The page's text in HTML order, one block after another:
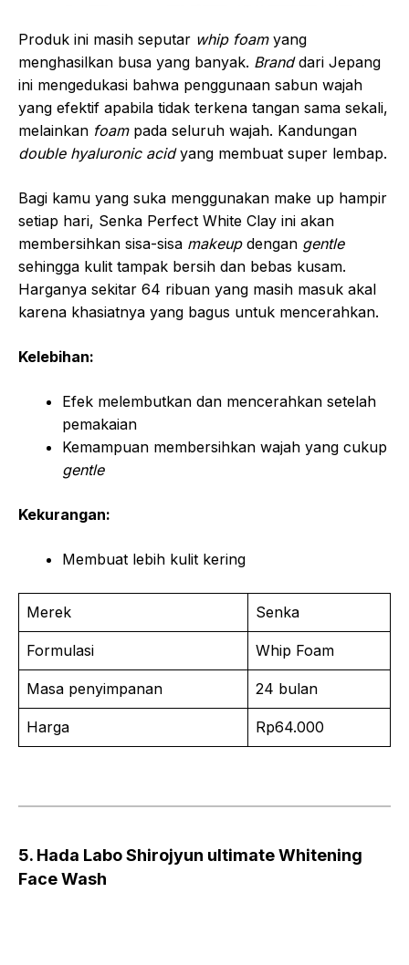
Produk ini masih seputar whip foam yang
menghasilkan busa yang banyak. Branddari Jepang
ini mengedukasi bahwa penggunaan sabun wajah
yang efektif apabila tidak terkena tangan sama sekali,
melainkan foampada seluruh wajah. Kandungan
double hyaluronic acidyang membuat super lembap.
Bagi kamu yang suka menggunakan make up hampir
setiap hari, Senka Perfect White Clay ini akan
membersihkan sisa-sisa makeupdengan gentle
sehingga kulit tampak bersih dan bebas kusam.
Harganya sekitar 64 ribuan yang masih masuk akal
karena khasiatnya yang bagus untuk mencerahkan.
Kelebihan:
Efek melembutkan dan mencerahkan setelah
pemakaian
Kemampuan membersihkan wajah yang cukup
gentle
Kekurangan:
Membuat lebih kulit kering
Merek Senka
Formulasi Whip Foam
Masa penyimpanan 24 bulan
Harga Rp64.000
5. Hada Labo Shirojyun ultimate Whitening
Face Wash